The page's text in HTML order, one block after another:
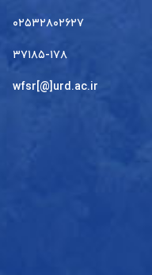
۰۲۵۳۲۸۰۲۶۲۷
۳۷۱۸۵-۱۷۸
wfsr[@]urd.ac.ir